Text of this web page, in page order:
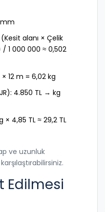
mm
alanı × Çelik
1 000 000 ≈ 0,502
12 m = 6,02 kg
4.850 TL → kg
4,85 TL ≈ 29,2 TL
ve uzunluk
Edilmesi